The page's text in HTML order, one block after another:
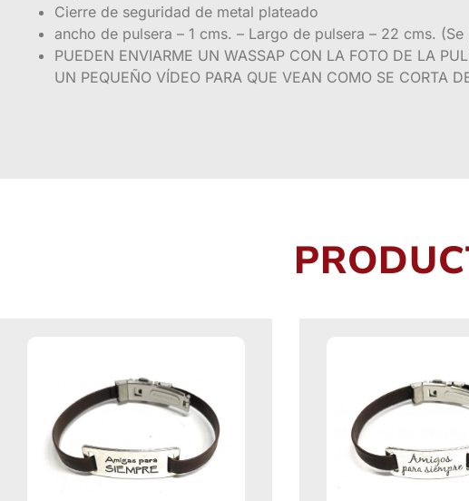
Cierre de seguridad de metal plateado
ancho de pulsera – 1 cms. – Largo de pulsera – 22 cms.
PUEDEN ENVIARME UN WASSAP CON LA FOTO DE LA
UN PEQUEÑO VÍDEO PARA QUE VEAN COMO SE CORTA